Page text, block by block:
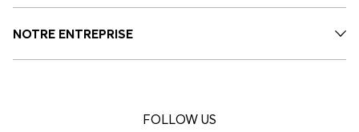
NOTRE ENTREPRISE
FOLLOW US